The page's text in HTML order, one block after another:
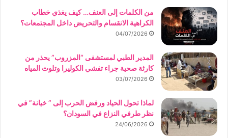
من الكلمات إلى العنف… كيف يغذي خطاب
الكراهية الانقسام والتحريض داخل المجتمعات؟
04/07/2026
المدير الطبي لمستشفى “المزروب” يحذر من
كارثة صحية جراء تفشي الكوليرا وتلوث المياه
03/07/2026
لماذا تحول الحياد ورفض الحرب إلى ” خيانة” في
نظر طرفي النزاع في السودان؟
24/06/2026